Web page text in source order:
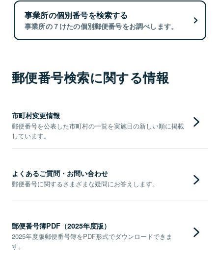
事業所の個別番号を検索する
事業所の７けたの個別郵便番号をお調べします。
郵便番号検索に関する情報
市町村変更情報
郵便番号を公表した市町村の一覧を実施日の新しい順に掲載
しています。
よくあるご質問・お問い合わせ
郵便番号に関するさまざまな疑問にお答えします。
郵便番号簿PDF（2025年度版）
2025年度版郵便番号簿をPDF形式でダウンロードできま
す。